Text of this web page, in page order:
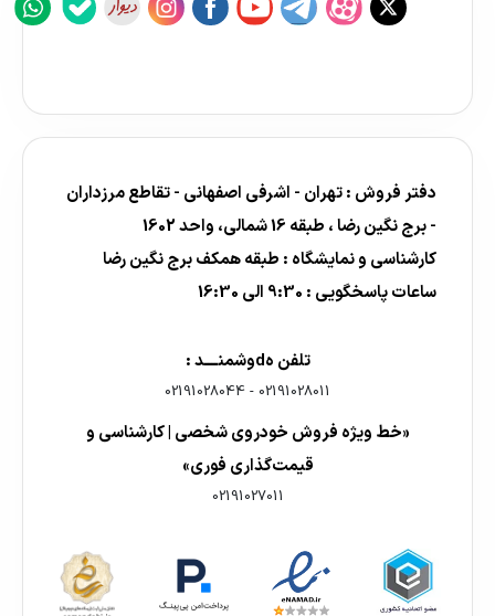
دفتر فروش : تهران - اشرفی اصفهانی - تقاطع مرزداران
- برج نگین رضا ، طبقه 16 شمالی، واحد 1602
کارشناسی و نمایشگاه : طبقه همکف برج نگین رضا
ساعات پاسخگویی : 9:30 الی 16:30
تلفن هdوشمنــــد :
02191028011
-
02191028044
«خط ویژه فروش خودروی شخصی | کارشناسی و
قیمت‌گذاری فوری»
02191027011